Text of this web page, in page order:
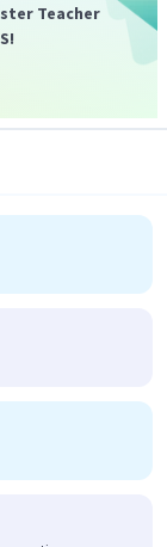
Teacher